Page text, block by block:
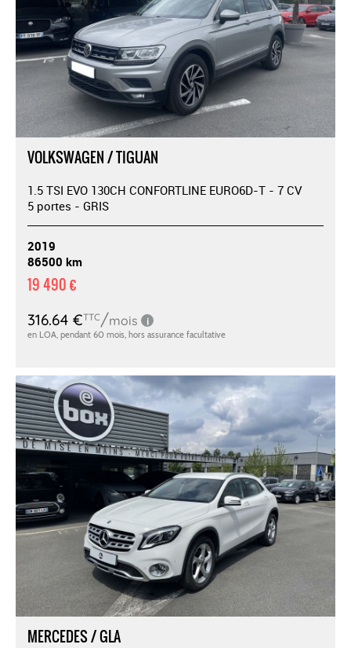
VOLKSWAGEN / TIGUAN
1.5 TSI EVO 130CH CONFORTLINE EURO6D-T - 7 CV
5 portes - GRIS
2019
86500 km
19 490 €
MERCEDES / GLA